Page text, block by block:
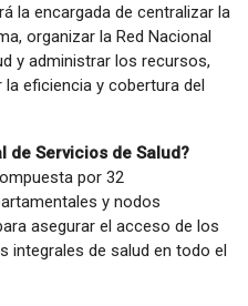
la encargada de centralizar la
organizar la Red Nacional
y administrar los recursos,
eficiencia y cobertura del
de Servicios de Salud?
por 32
y nodos
asegurar el acceso de los
integrales de salud en todo el